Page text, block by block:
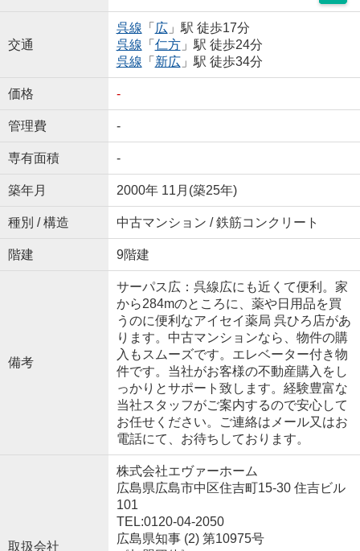
交通
呉線 「 広」駅 徒歩17分
呉線 「 仁方」駅 徒歩24分
呉線 「 新広」駅 徒歩34分
価格 -
管理費 -
専有面積 -
築年月 2000年 11月(築25年)
種別 / 構造 中古マンション / 鉄筋コンクリート
階建 9階建
備考
サーパス広：呉線広にも近くて便利。家
から284mのところに、薬や日用品を買
うのに便利なアイセイ薬局 呉ひろ店があ
ります。中古マンションなら、物件の購
入もスムーズです。エレベーター付き物
件です。当社がお客様の不動産購入をし
っかりとサポート致します。経験豊富な
当社スタッフがご案内するので安心して
お任せください。ご連絡はメール又はお
電話にて、お待ちしております。
取扱会社
株式会社エヴァーホーム
広島県広島市中区住吉町15-30 住吉ビル
101
TEL:0120-04-2050
広島県知事 (2) 第10975号